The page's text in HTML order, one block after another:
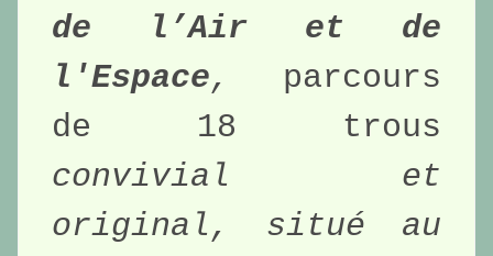
de l’Air et de
l'Espace, parcours
convivial et
original, situé au